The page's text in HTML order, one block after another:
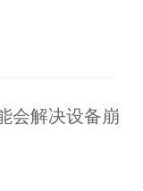
会解决设备崩